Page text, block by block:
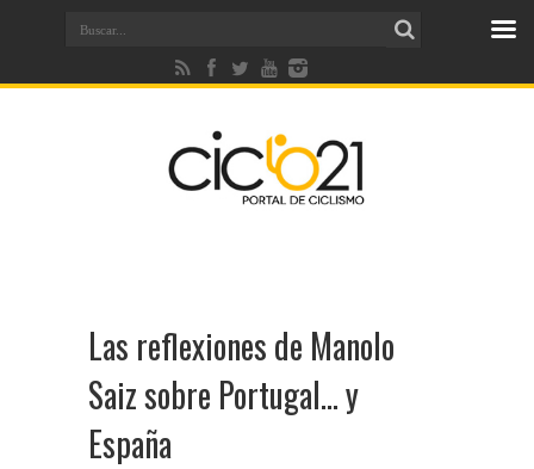
Las reflexiones de Manolo
Saiz sobre Portugal… y
España